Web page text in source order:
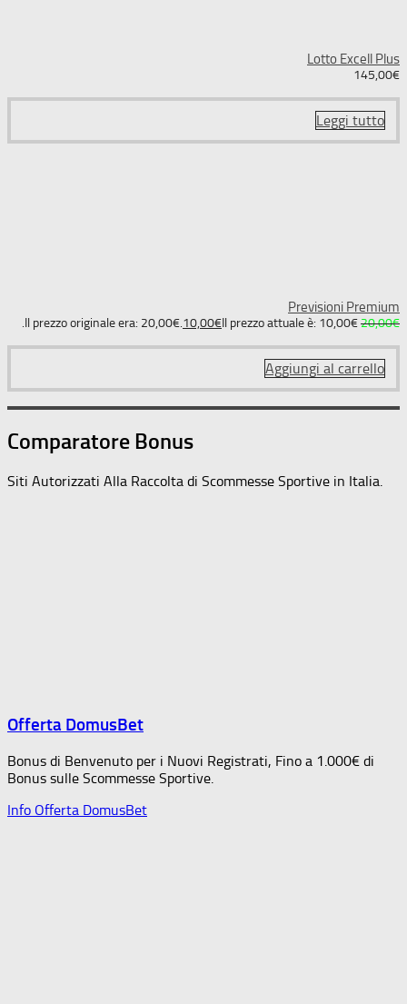
Lotto Excell Plus
145,00€
Leggi tutto
Previsioni Premium
20,00€
Il prezzo originale era: 20,00€.10,00€Il prezzo attuale è: 10,00€.
Aggiungi al carrello
Comparatore Bonus
Siti Autorizzati Alla Raccolta di Scommesse Sportive in Italia.
Offerta DomusBet
Bonus di Benvenuto per i Nuovi Registrati, Fino a 1.000€ di
Bonus sulle Scommesse Sportive.
Info Offerta DomusBet